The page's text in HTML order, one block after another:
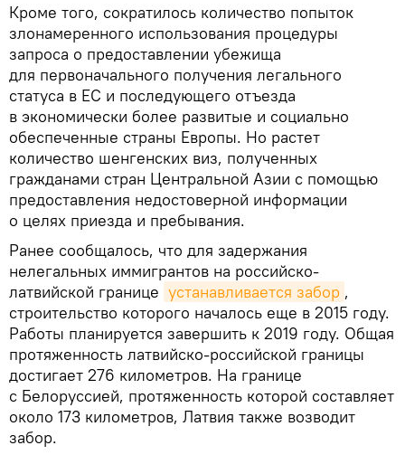
Кроме того, сократилось количество попыток
злонамеренного использования процедуры
запроса о предоставлении убежища
для первоначального получения легального
статуса в ЕС и последующего отъезда
в экономически более развитые и социально
обеспеченные страны Европы. Но растет
количество шенгенских виз, полученных
гражданами стран Центральной Азии с помощью
предоставления недостоверной информации
о целях приезда и пребывания.
Ранее сообщалось, что для задержания
нелегальных иммигрантов на российско-
латвийской границе устанавливается забор ,
строительство которого началось еще в 2015 году.
Работы планируется завершить к 2019 году. Общая
протяженность латвийско-российской границы
достигает 276 километров. На границе
с Белоруссией, протяженность которой составляет
около 173 километров, Латвия также возводит
забор.